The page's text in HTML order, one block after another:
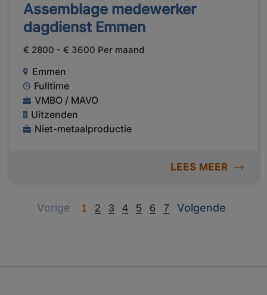
Assemblage medewerker
dagdienst Emmen
€ 2800 - € 3600 Per maand
Emmen
Fulltime
VMBO / MAVO
Uitzenden
Niet-metaalproductie
LEES MEER
Vorige Previous
1 2 3 4 5 6 7 Volgende
Next